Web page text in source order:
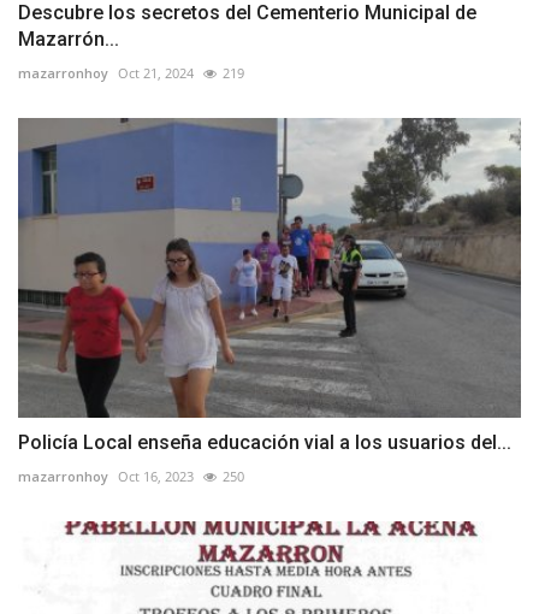
Descubre los secretos del Cementerio Municipal de
Mazarrón...
mazarronhoy Oct 21, 2024 219
Policía Local enseña educación vial a los usuarios del...
mazarronhoy Oct 16, 2023 250